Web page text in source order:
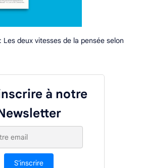
Les deux vitesses de la pensée selon
à notre
S'inscrire